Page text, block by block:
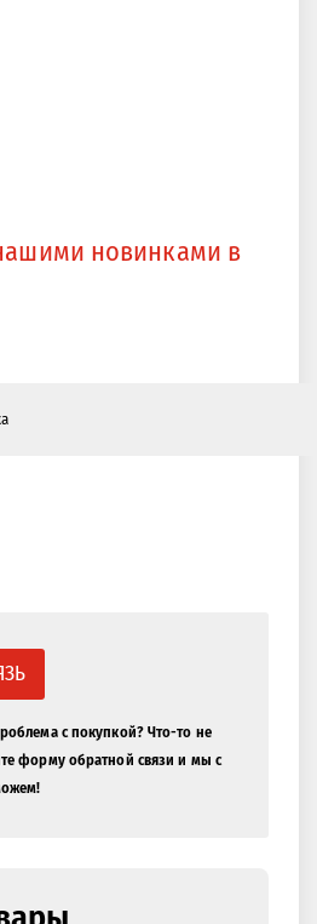
новинками в
с покупкой? Что-то не
форму обратной связи и мы с